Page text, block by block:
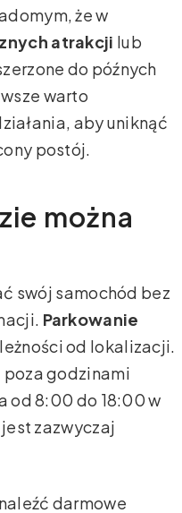
że w
atrakcji lub
do późnych
warto
aby uniknąć
postój.
można
swój samochód bez
Parkowanie
od lokalizacji.
poza godzinami
od 8:00 do 18:00 w
zazwyczaj
darmowe